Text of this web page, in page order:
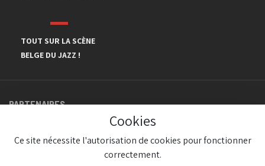
TOUT SUR LA SCÈNE
BELGE DU JAZZ !
PARTENAIRES
Cookies
Ce site nécessite l'autorisation de cookies pour fonctionner
correctement.